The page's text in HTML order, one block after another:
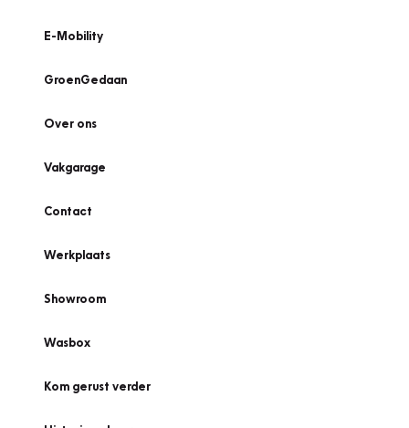
E-Mobility
GroenGedaan
Over ons
Vakgarage
Contact
Werkplaats
Showroom
Wasbox
Kom gerust verder